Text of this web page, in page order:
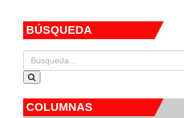
BÚSQUEDA
COLUMNAS